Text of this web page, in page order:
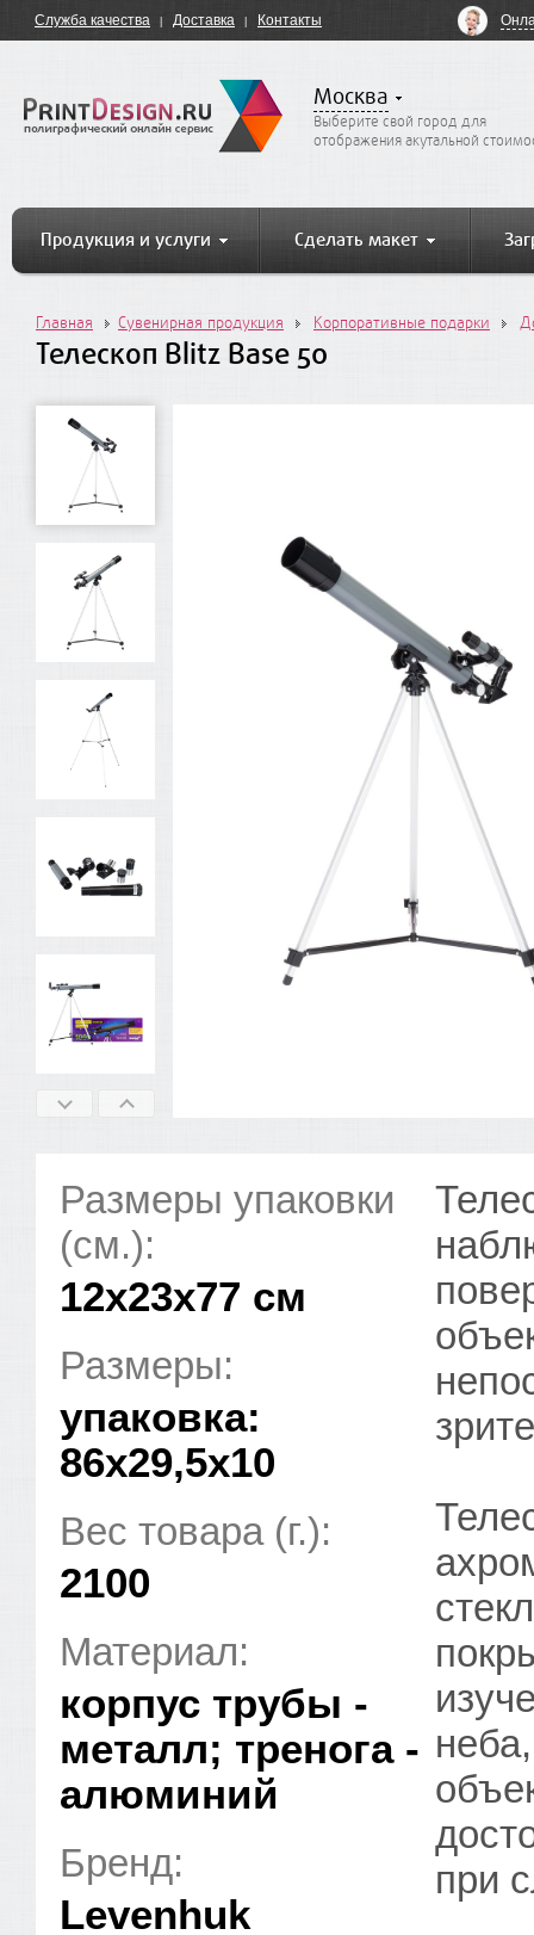
Служба качества Доставка Контакты
Москва
Выберите свой город для
отображения акутальной
Продукция и услуги Сделать макет
Главная Сувенирная продукция Корпоративные подарки
Телескоп Blitz Base 50
Размеры упаковки
(см.):
12x23x77 см
Размеры:
упаковка:
86х29,5х10
Вес товара (г.):
2100
Материал:
корпус трубы -
металл; тренога -
алюминий
Бренд:
Levenhuk
при